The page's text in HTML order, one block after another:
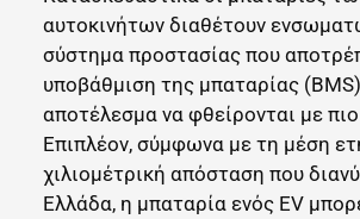
αυτοκινήτων διαθέτουν
σύστημα προστασίας που
υποβάθμιση της μπαταρίας
αποτέλεσμα να φθείρονται με
Επιπλέον, σύμφωνα με τη μέση
χιλιομέτρική απόσταση που
Ελλάδα, η μπαταρία ενός EV